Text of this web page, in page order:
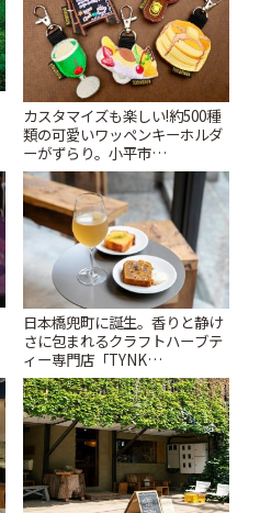
カスタマイズも楽しい!約500種
類の可愛いワッペンキーホルダ
ーがずらり。小平市
「Kimamaya T&K」 | ことりっ
ぷ
日本橋兜町に誕生。香りと静け
さに包まれるクラフトハーブテ
ィー専門店「TYNK
Kabutocho」 | ことりっぷ